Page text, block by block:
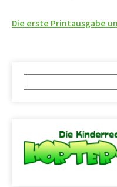
Die erste Printausgabe